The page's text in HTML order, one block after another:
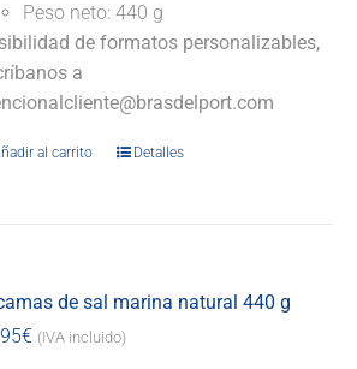
Peso neto: 440 g
de formatos personalizables,
a
al carrito Detalles
de sal marina natural 440 g
€ (IVA incluido)